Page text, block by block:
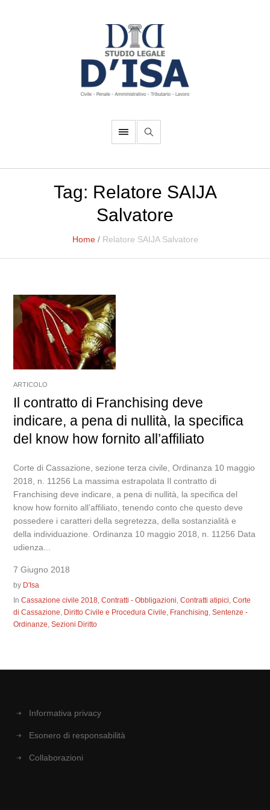
Tag: Relatore SAIJA
Salvatore
Home / Relatore SAIJA Salvatore
ARTICOLO
Il contratto di Franchising deve
indicare, a pena di nullità, la specifica
del know how fornito all’affiliato
Corte di Cassazione, sezione terza civile, Ordinanza 10 maggio
2018, n. 11256 La massima estrapolata Il contratto di
Franchising deve indicare, a pena di nullità, la specifica del
know how fornito all’affiliato, tenendo conto che questo deve
possedere i caratteri della segretezza, della sostanzialità e
della individuazione. Ordinanza 10 maggio 2018, n. 11256 Data
udienza...
7 Giugno 2018
by D'Isa
InCassazione civile 2018,Contratti - Obbligazioni,Contratti atipici,Corte
di Cassazione, Diritto Civile e Procedura Civile, Franchising,Sentenze -
Ordinanze,Sezioni Diritto
Informativa privacy
Esonero di responsabilità
Collaborazioni